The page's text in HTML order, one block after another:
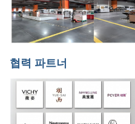
협력 파트너